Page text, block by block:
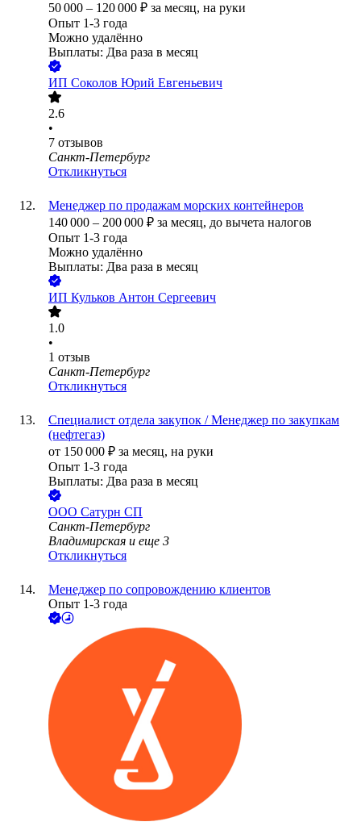
50 000 – 120 000 ₽ за месяц, на руки
Опыт 1-3 года
Можно удалённо
Выплаты: Два раза в месяц
ИП Соколов Юрий Евгеньевич
2.6
•
7 отзывов
Санкт-Петербург
Откликнуться
Менеджер по продажам морских контейнеров
140 000 – 200 000 ₽ за месяц, до вычета налогов
Опыт 1-3 года
Можно удалённо
Выплаты: Два раза в месяц
ИП Кульков Антон Сергеевич
1.0
•
1 отзыв
Санкт-Петербург
Откликнуться
Специалист отдела закупок / Менеджер по закупкам
(нефтегаз)
от 150 000 ₽ за месяц, на руки
Опыт 1-3 года
Выплаты: Два раза в месяц
ООО Сатурн СП
Санкт-Петербург
Владимирская и еще 3
Откликнуться
Менеджер по сопровождению клиентов
Опыт 1-3 года